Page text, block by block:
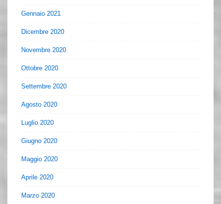
Gennaio 2021
Dicembre 2020
Novembre 2020
Ottobre 2020
Settembre 2020
Agosto 2020
Luglio 2020
Giugno 2020
Maggio 2020
Aprile 2020
Marzo 2020